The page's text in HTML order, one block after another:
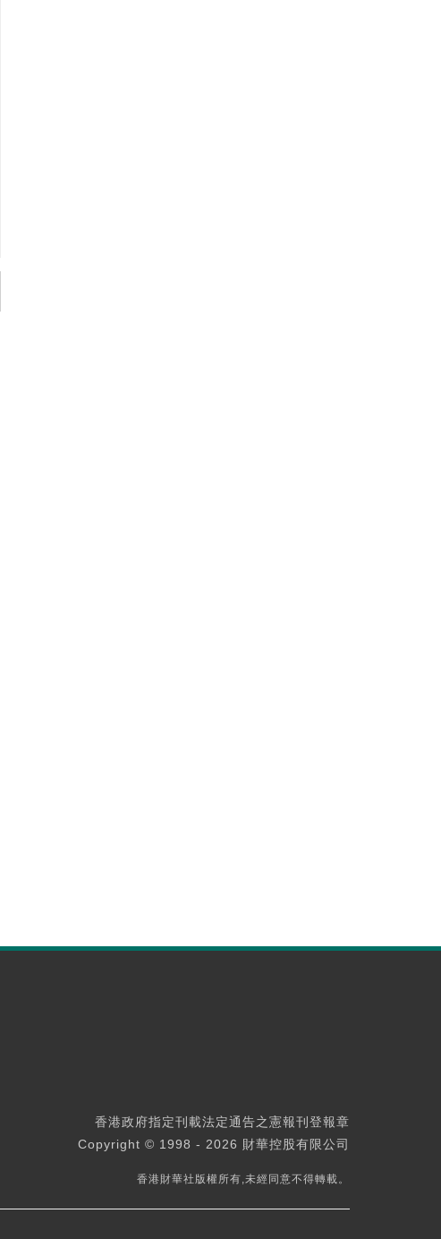
香港政府指定刊載法定通告之憲報刊登報章
Copyright © 1998 - 2026 財華控股有限公司
香港財華社版權所有,未經同意不得轉載。